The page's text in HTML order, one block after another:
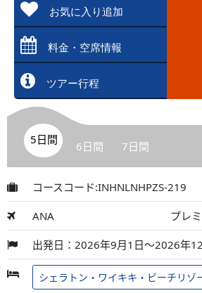
お気に入り追加
料金・空席情報
ツアー行程
5日間 6日間 7日間
コースコード:INHNLNHPZS-219
ANA プレ
出発日：2026年9月1日～2026年
シェラトン・ワイキキ・ビーチリゾ